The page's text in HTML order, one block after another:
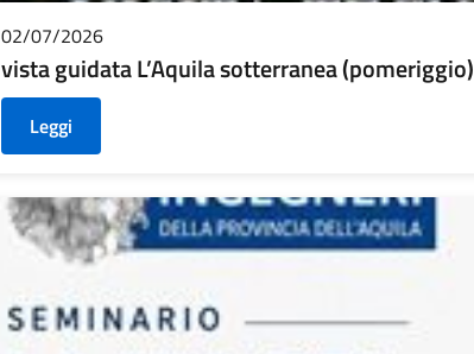
02/07/2026
vista guidata L’Aquila sotterranea (pomeriggio)
Leggi